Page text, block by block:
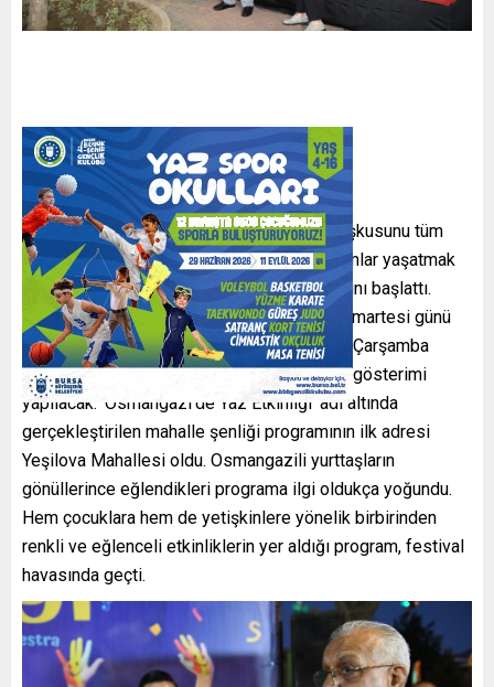
Osmangazi Belediyesi, yaz mevsiminin coşkusunu tüm
ilçeye yaymak ve vatandaşlara keyifli akşamlar yaşatmak
adına ‘Osmangazi’de Yaz Etkinliği’ programını başlattı.
Program kapsamında her hafta Cuma ve Cumartesi günü
farklı iki mahallede şenlik programı, Salı ve Çarşamba
günleri ise yine farklı iki mahallede sinema gösterimi
yapılacak. ‘Osmangazi’de Yaz Etkinliği’ adı altında
gerçekleştirilen mahalle şenliği programının ilk adresi
Yeşilova Mahallesi oldu. Osmangazili yurttaşların
gönüllerince eğlendikleri programa ilgi oldukça yoğundu.
Hem çocuklara hem de yetişkinlere yönelik birbirinden
renkli ve eğlenceli etkinliklerin yer aldığı program, festival
havasında geçti.